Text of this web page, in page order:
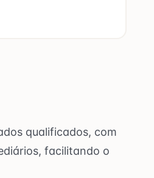
qualificados, com
facilitando o